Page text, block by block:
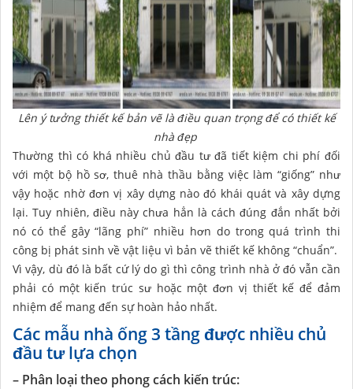
Lên ý tưởng thiết kế bản vẽ là điều quan trọng để có thiết kế
nhà đẹp
Thường thì có khá nhiều chủ đầu tư đã tiết kiệm chi phí đối
với một bộ hồ sơ, thuê nhà thầu bằng việc làm “giống” như
vậy hoặc nhờ đơn vị xây dựng nào đó khái quát và xây dựng
lại. Tuy nhiên, điều này chưa hẳn là cách đúng đắn nhất bởi
nó có thể gây “lãng phí” nhiều hơn do trong quá trình thi
công bị phát sinh về vật liệu vì bản vẽ thiết kế không “chuẩn”.
Vì vậy, dù đó là bất cứ lý do gì thì công trình nhà ở đó vẫn cần
phải có một kiến trúc sư hoặc một đơn vị thiết kế để đảm
nhiệm để mang đến sự hoàn hảo nhất.
Các mẫu nhà ống 3 tầng được nhiều chủ
đầu tư lựa chọn
– Phân loại theo phong cách kiến trúc: